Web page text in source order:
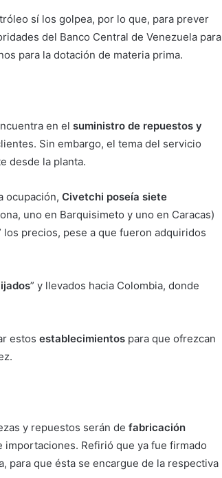
sí los golpea, por lo que, para prever
del Banco Central de Venezuela para
para la dotación de materia prima.
en el suministro de repuestos y
Sin embargo, el tema del servicio
desde la planta.
ocupación, Civetchi poseía siete
uno en Barquisimeto y uno en Caracas)
los precios, pese a que fueron adquiridos
” y llevados hacia Colombia, donde
estos establecimientos para que ofrezcan
y repuestos serán de fabricación
Refirió que ya fue firmado
para que ésta se encargue de la respectiva